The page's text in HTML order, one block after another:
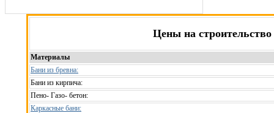
Цены на строительство
Материалы
Бани из бревна:
Бани из кирпича:
Пено- Газо- бетон:
Каркасные бани: